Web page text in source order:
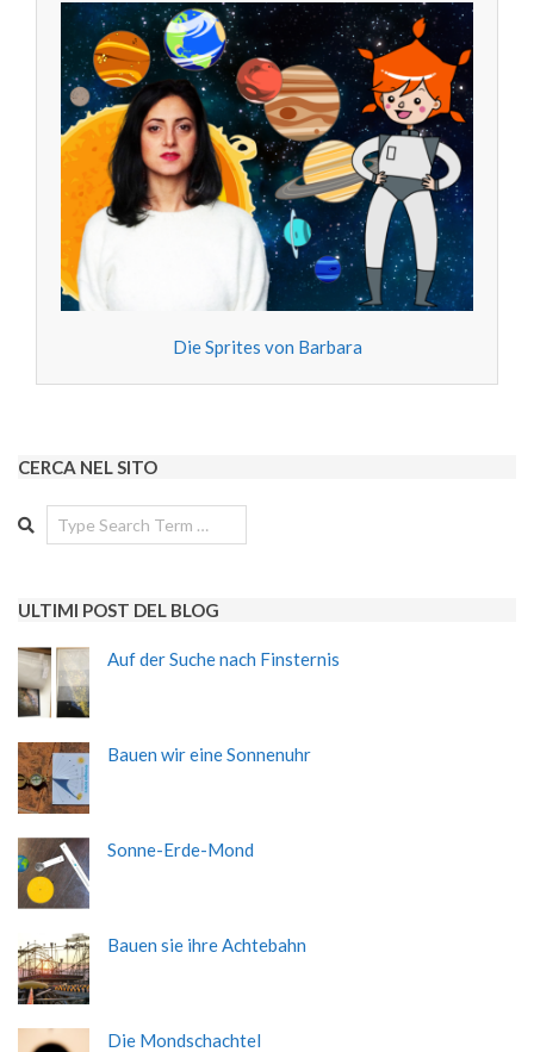
Die Sprites von Barbara
CERCA NEL SITO
Search
ULTIMI POST DEL BLOG
Auf der Suche nach Finsternis
Bauen wir eine Sonnenuhr
Sonne-Erde-Mond
Bauen sie ihre Achtebahn
Die Mondschachtel